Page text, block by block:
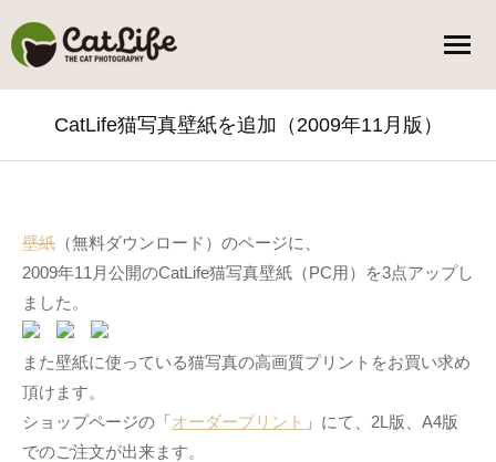
CatLife猫写真壁紙を追加（2009年11月版）
壁紙 （無料ダウンロード）のページに、
2009年11月公開のCatLife猫写真壁紙（PC用）を3点アップし
ました。
また壁紙に使っている猫写真の高画質プリントをお買い求め
頂けます。
ショップページの「オーダープリント 」にて、2L版、A4版
でのご注文が出来ます。